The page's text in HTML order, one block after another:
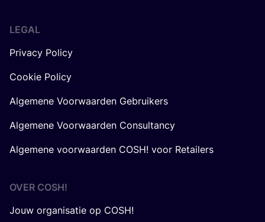
LEGAL
Privacy Policy
Cookie Policy
Algemene Voorwaarden Gebruikers
Algemene Voorwaarden Consultancy
Algemene voorwaarden COSH! voor Retailers
OVER COSH!
Jouw organisatie op COSH!